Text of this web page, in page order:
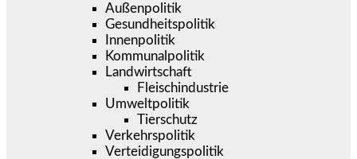
Außenpolitik
Gesundheitspolitik
Innenpolitik
Kommunalpolitik
Landwirtschaft
Fleischindustrie
Umweltpolitik
Tierschutz
Verkehrspolitik
Verteidigungspolitik